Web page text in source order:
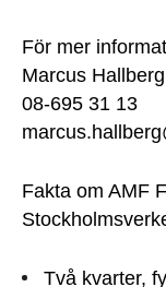
För mer
Marcus
08-695 31 13
Fakta om AMF
Två kvarter,